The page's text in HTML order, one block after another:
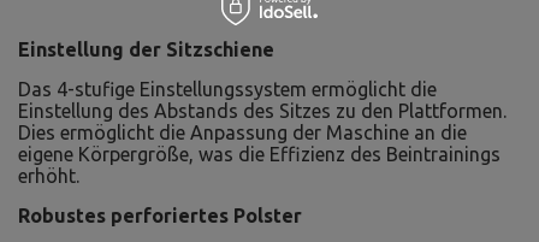
Einstellung der Sitzschiene
Das 4-stufige Einstellungssystem ermöglicht die
Einstellung des Abstands des Sitzes zu den Plattformen.
Dies ermöglicht die Anpassung der Maschine an die
eigene Körpergröße, was die Effizienz des Beintrainings
erhöht.
Robustes perforiertes Polster